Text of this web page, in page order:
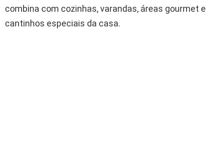
combina com cozinhas, varandas, áreas gourmet e
cantinhos especiais da casa.